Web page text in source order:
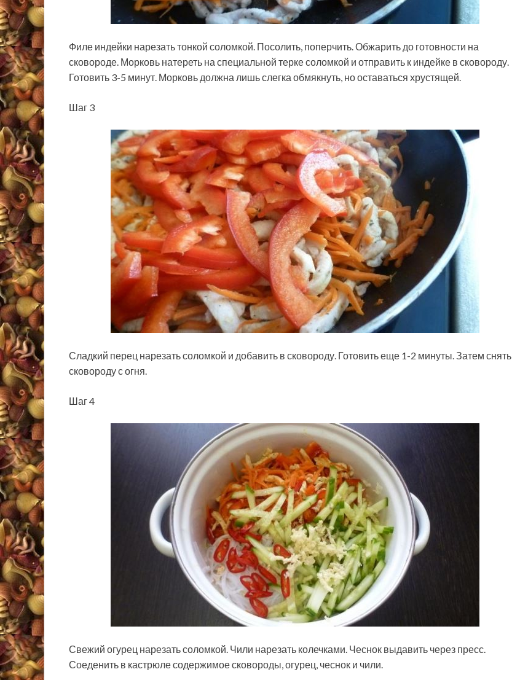
Филе индейки нарезать тонкой соломкой. Посолить, поперчить. Обжарить до готовности на
сковороде. Морковь натереть на специальной терке соломкой и отправить к индейке в сковороду.
Готовить 3-5 минут. Морковь должна лишь слегка обмякнуть, но оставаться хрустящей.
Шаг 3
Сладкий перец нарезать соломкой и добавить в сковороду. Готовить еще 1-2 минуты. Затем снять
сковороду с огня.
Шаг 4
Свежий огурец нарезать соломкой. Чили нарезать колечками. Чеснок выдавить через пресс.
Соеденить в кастрюле содержимое сковороды, огурец, чеснок и чили.